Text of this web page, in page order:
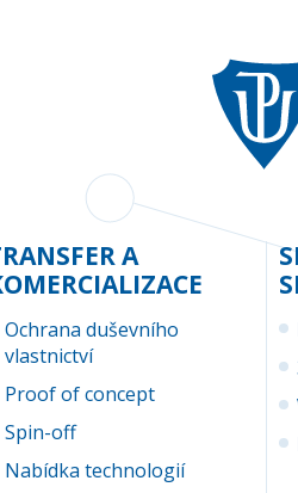
A
Ochrana duševního
vlastnictví
Proof of concept
Spin-off
Nabídka technologií